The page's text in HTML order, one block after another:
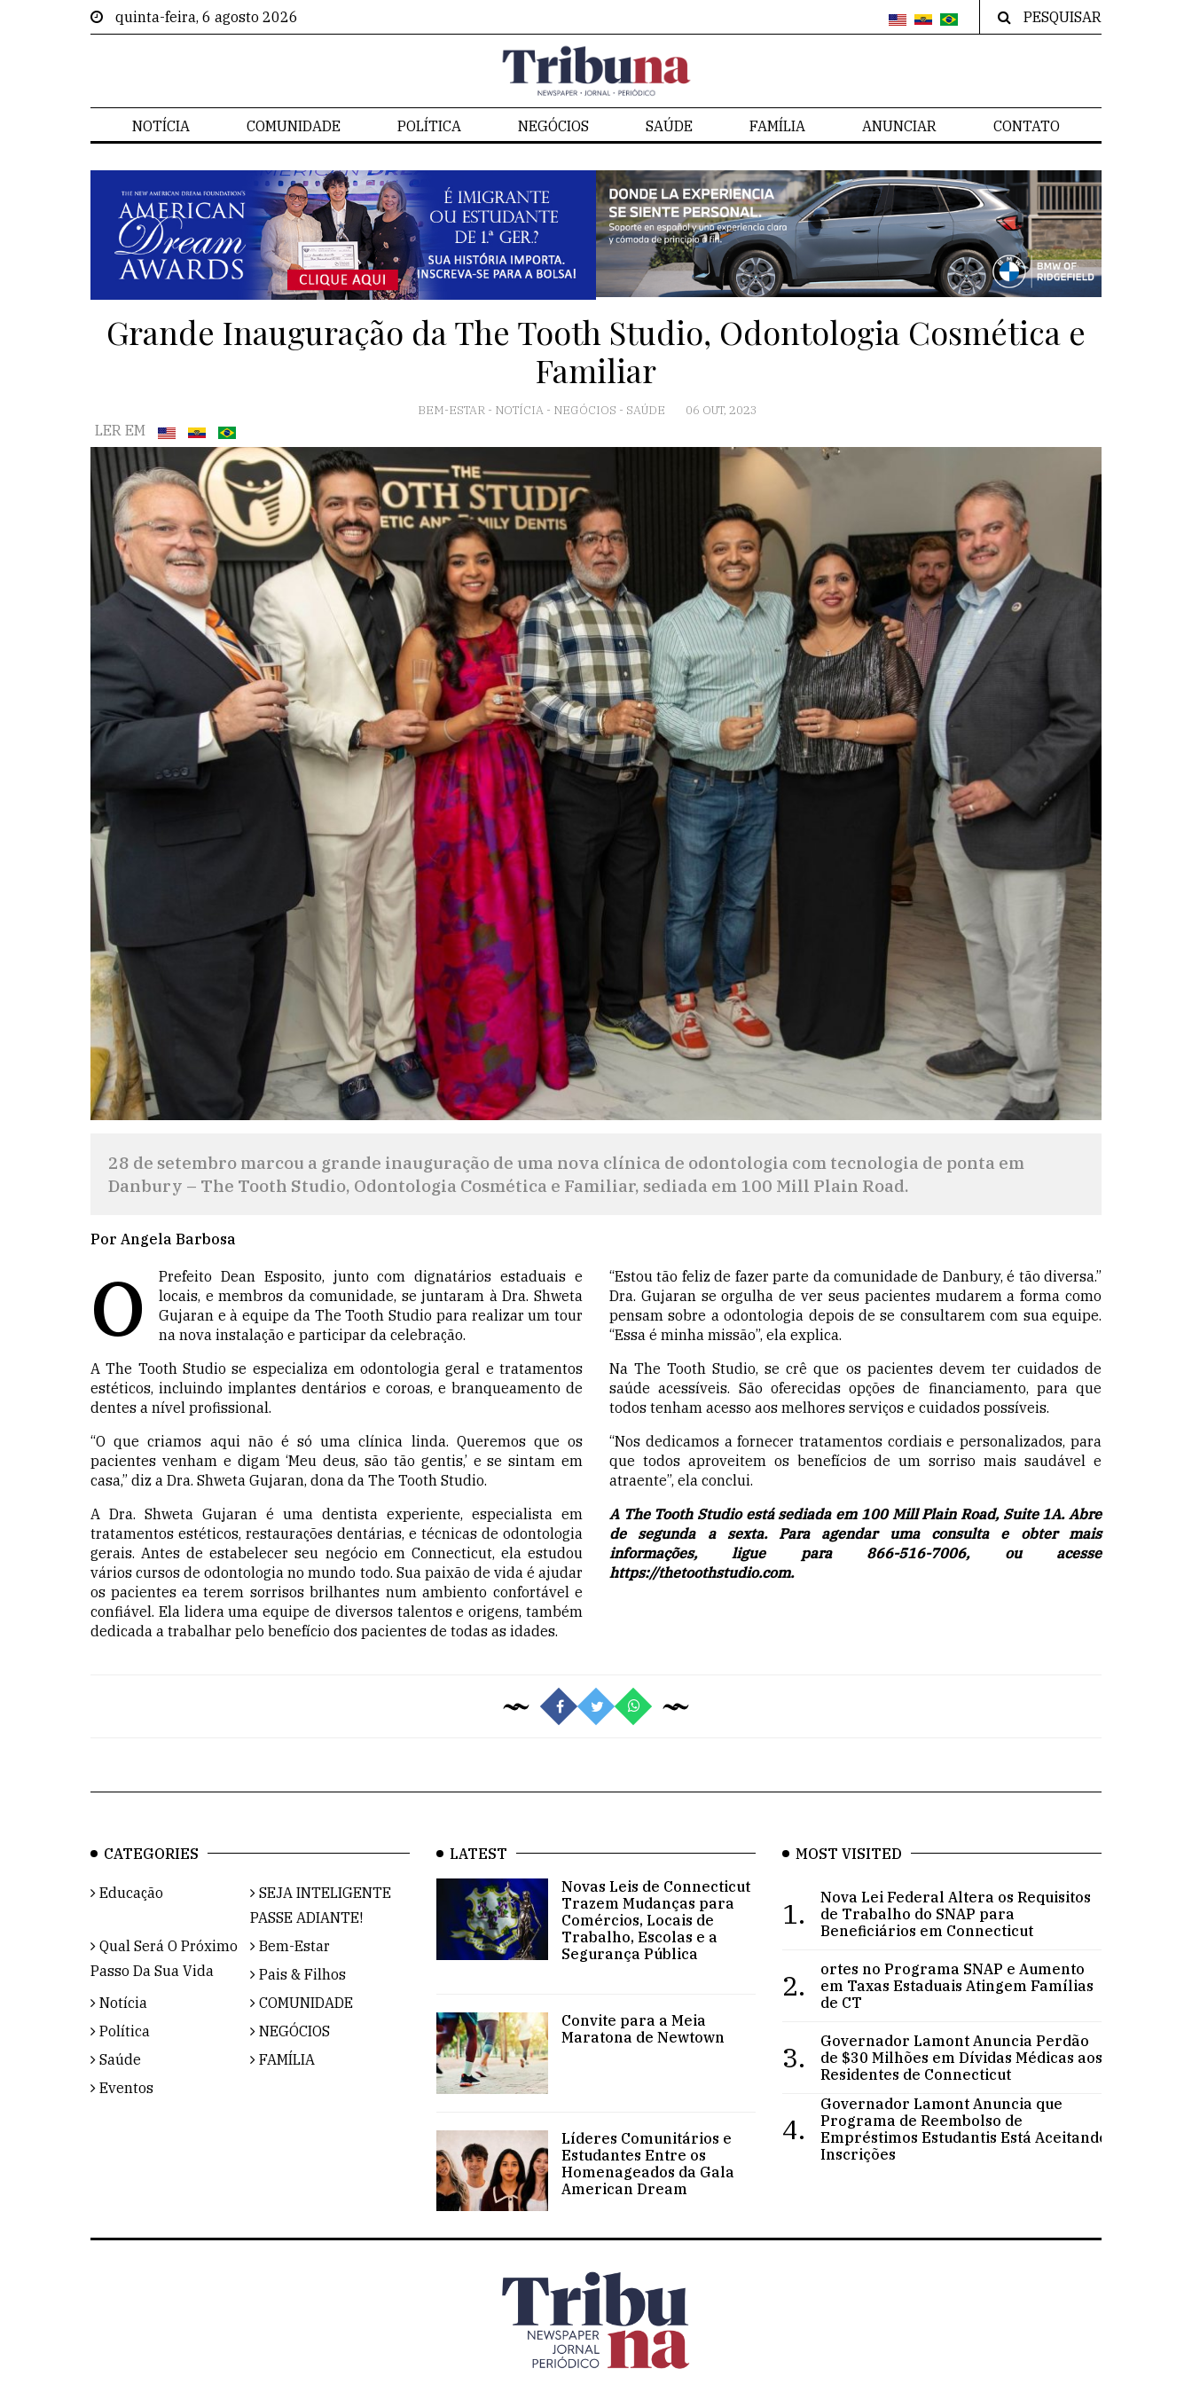
quinta-feira, 6 agosto 2026 PESQUISAR
NOTÍCIA COMUNIDADE POLÍTICA NEGÓCIOS SAÚDE FAMÍLIA ANUNCIAR CONTATO
Grande Inauguração da The Tooth Studio, Odontologia Cosmética e
Familiar
BEM-ESTAR - NOTÍCIA - NEGÓCIOS - SAÚDE 06 OUT, 2023
LER EM
28 de setembro marcou a grande inauguração de uma nova clínica de odontologia com tecnologia de ponta em
Danbury – The Tooth Studio, Odontologia Cosmética e Familiar, sediada em 100 Mill Plain Road.
Por Angela Barbosa
O
Prefeito Dean Esposito, junto com dignatários estaduais e
locais, e membros da comunidade, se juntaram à Dra. Shweta
Gujaran e à equipe da The Tooth Studio para realizar um tour
na nova instalação e participar da celebração.
A The Tooth Studio se especializa em odontologia geral e tratamentos
estéticos, incluindo implantes dentários e coroas, e branqueamento de
dentes a nível profissional.
“O que criamos aqui não é só uma clínica linda. Queremos que os
pacientes venham e digam ‘Meu deus, são tão gentis,’ e se sintam em
casa,” diz a Dra. Shweta Gujaran, dona da The Tooth Studio.
A Dra. Shweta Gujaran é uma dentista experiente, especialista em
tratamentos estéticos, restaurações dentárias, e técnicas de odontologia
gerais. Antes de estabelecer seu negócio em Connecticut, ela estudou
vários cursos de odontologia no mundo todo. Sua paixão de vida é ajudar
os pacientes ea terem sorrisos brilhantes num ambiento confortável e
confiável. Ela lidera uma equipe de diversos talentos e origens, também
dedicada a trabalhar pelo benefício dos pacientes de todas as idades.
“Estou tão feliz de fazer parte da comunidade de Danbury, é tão diversa.”
Dra. Gujaran se orgulha de ver seus pacientes mudarem a forma como
pensam sobre a odontologia depois de se consultarem com sua equipe.
“Essa é minha missão”, ela explica.
Na The Tooth Studio, se crê que os pacientes devem ter cuidados de
saúde acessíveis. São oferecidas opções de financiamento, para que
todos tenham acesso aos melhores serviços e cuidados possíveis.
“Nos dedicamos a fornecer tratamentos cordiais e personalizados, para
que todos aproveitem os benefícios de um sorriso mais saudável e
atraente”, ela conclui.
A The Tooth Studio está sediada em 100 Mill Plain Road, Suite 1A. Abre
de segunda a sexta. Para agendar uma consulta e obter mais
informações, ligue para 866-516-7006, ou acesse
https://thetoothstudio.com.
CATEGORIES
Educação
SEJA INTELIGENTE
PASSE ADIANTE!
Qual Será O Próximo
Passo Da Sua Vida
Bem-Estar
Pais & Filhos
Notícia
COMUNIDADE
Política
NEGÓCIOS
Saúde
FAMÍLIA
Eventos
LATEST
Novas Leis de Connecticut
Trazem Mudanças para
Comércios, Locais de
Trabalho, Escolas e a
Segurança Pública
Convite para a Meia
Maratona de Newtown
Líderes Comunitários e
Estudantes Entre os
Homenageados da Gala
American Dream
MOST VISITED
1.
Nova Lei Federal Altera os Requisitos
de Trabalho do SNAP para
Beneficiários em Connecticut
2.
ortes no Programa SNAP e Aumento
em Taxas Estaduais Atingem Famílias
de CT
3.
Governador Lamont Anuncia Perdão
de $30 Milhões em Dívidas Médicas aos
Residentes de Connecticut
4.
Governador Lamont Anuncia que
Programa de Reembolso de
Empréstimos Estudantis Está Aceitando
Inscrições